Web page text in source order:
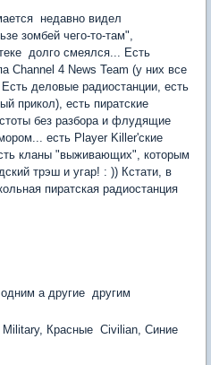
 недавно видел
зомбей чего-то-там",
 долго смеялся... Есть
Channel 4 News Team (у них все
Есть деловые радиостанции, есть
прикол), есть пиратские
без разбора и флудящие
есть Player Killer'ские
кланы "выживающих", которым
трэш и угар! : )) Кстати, в
пиратская радиостанция 
а другие  другим
Красные  Civilian, Синие 